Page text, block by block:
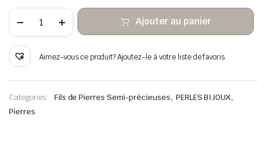
Jaspe
verde
cuentas
de
piedra
Ajouter au panier
Aimez-vous ce produit? Ajoutez-le à votre liste de favoris.
Categories: Fils de Pierres Semi-précieuses, PERLES BIJOUX,
Pierres